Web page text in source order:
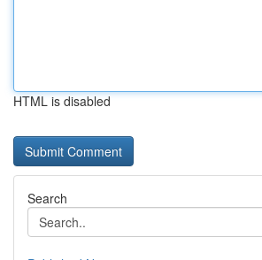
HTML is disabled
Search